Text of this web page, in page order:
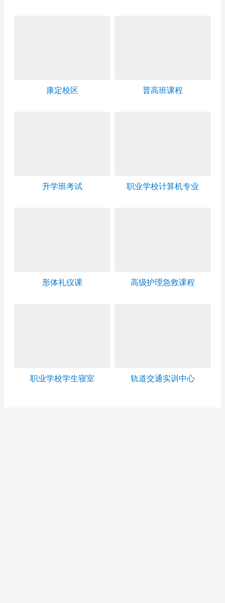
康定校区 普高班课程
升学班考试 职业学校计算机专业
形体礼仪课 高级护理急救课程
职业学校学生寝室 轨道交通实训中心